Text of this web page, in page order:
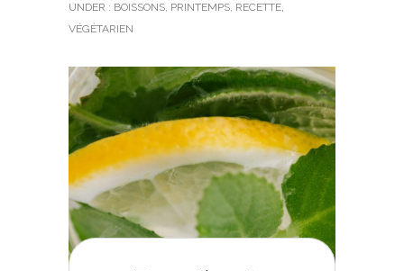
UNDER : BOISSONS, PRINTEMPS, RECETTE,
VÉGÉTARIEN